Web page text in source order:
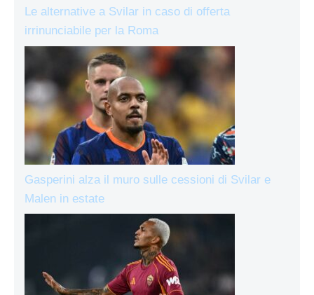
Le alternative a Svilar in caso di offerta
irrinunciabile per la Roma
Gasperini alza il muro sulle cessioni di Svilar e
Malen in estate